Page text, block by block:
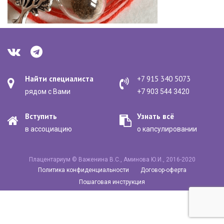
+7 915 340 5073
+7 903 544 3420
Найти специалиста
рядом с Вами
Узнать всё
о капсулировании
Вступить
в ассоциацию
Плацентариум © Важенина В.С., Аминова Ю.И., 2016-2020
Политика конфиденциальности
Договор-оферта
Пошаговая инструкция